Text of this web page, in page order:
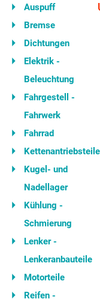
Auspuff
Bremse
Dichtungen
Elektrik -
Beleuchtung
Fahrgestell -
Fahrwerk
Fahrrad
Kettenantriebsteile
Kugel- und
Nadellager
Kühlung -
Schmierung
Lenker -
Lenkeranbauteile
Motorteile
Reifen -